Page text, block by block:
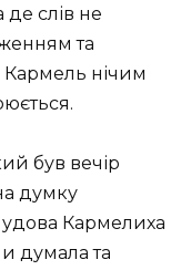
де слів не
та
Кармель нічим
був вечір
думку
Кармелиха
думала та